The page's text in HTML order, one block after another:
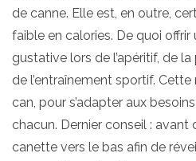
de canne. Elle est, en outre,
faible en calories. De quoi
gustative lors de l’apéritif, de
de l’entraînement sportif.
can, pour s’adapter aux
chacun. Dernier conseil : avant
canette vers le bas afin de